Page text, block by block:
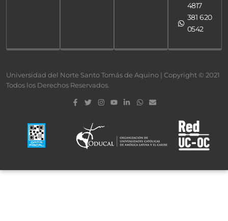
4817
381 620
0542
Universidad del Norte Santo Tomás de Aquino | Copyright © 2021
Todos los Derechos Reservados.